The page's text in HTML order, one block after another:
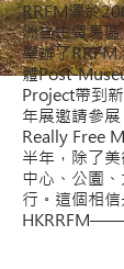
RRFM源於
洲自由貿易
舉辦了RRFM
體Post-
Project帶到
年展邀請參
Really Free
半年，除了
中心、公園
行。這個相
HKRRFM——